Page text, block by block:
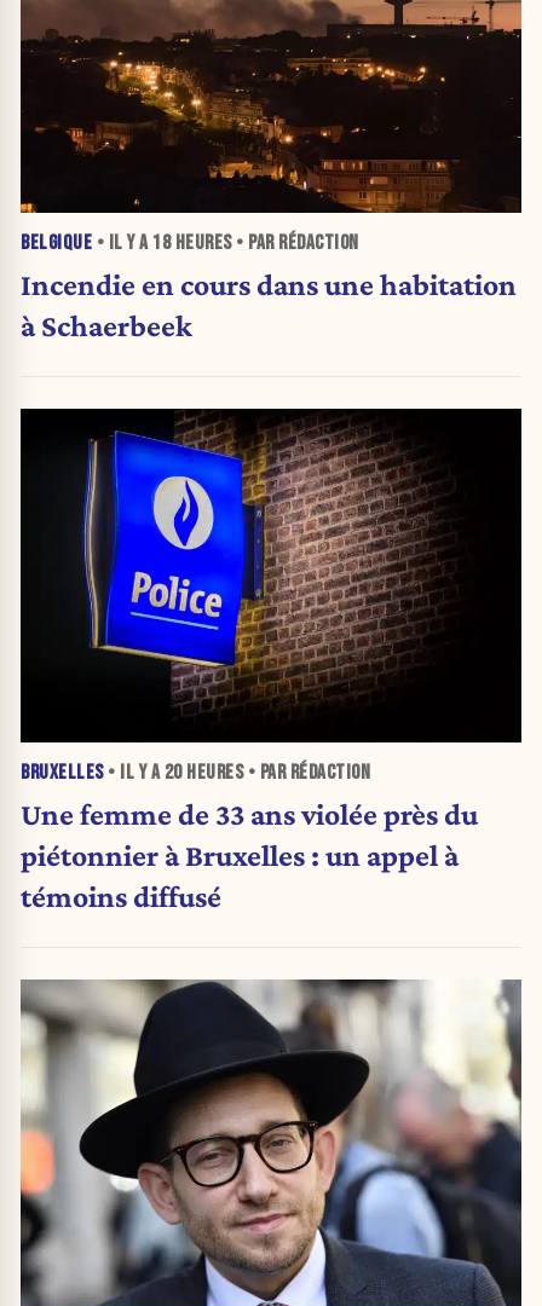
BELGIQUE • IL Y A 18 HEURES• PAR RÉDACTION
Incendie en cours dans une habitation
à Schaerbeek
BRUXELLES• IL Y A 20 HEURES• PAR RÉDACTION
Une femme de 33 ans violée près du
piétonnier à Bruxelles : un appel à
témoins diffusé